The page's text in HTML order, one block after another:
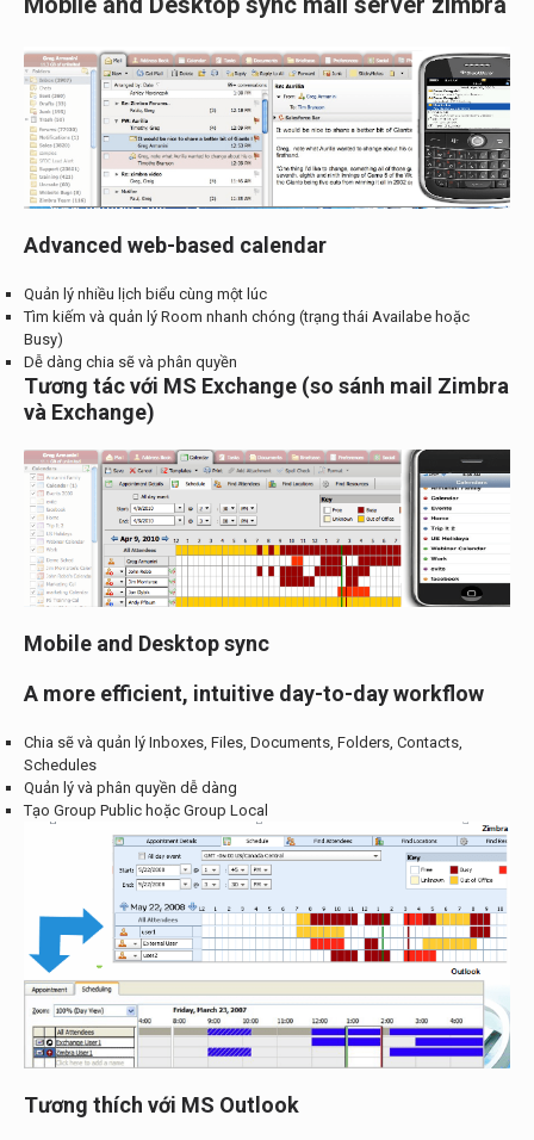
Advanced web-based calendar
Quản lý nhiều lịch biểu cùng một lúc
Tìm kiếm và quản lý Room nhanh chóng (trạng thái Availabe hoặc
Busy)
Dễ dàng chia sẽ và phân quyền
Tương tác với MS Exchange (so sánh mail Zimbra
và Exchange)
Mobile and Desktop sync
A more efficient, intuitive day-to-day workflow
Chia sẽ và quản lý Inboxes, Files, Documents, Folders, Contacts,
Schedules
Quản lý và phân quyền dễ dàng
Tạo Group Public hoặc Group Local
Tương thích với MS Outlook